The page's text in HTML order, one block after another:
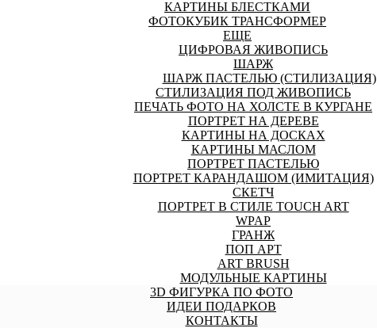
КАРТИНЫ БЛЕСТКАМИ
ФОТОКУБИК ТРАНСФОРМЕР
ЕЩЕ
ЦИФРОВАЯ ЖИВОПИСЬ
ШАРЖ
ШАРЖ ПАСТЕЛЬЮ (СТИЛИЗАЦИЯ)
СТИЛИЗАЦИЯ ПОД ЖИВОПИСЬ
ПЕЧАТЬ ФОТО НА ХОЛСТЕ В КУРГАНЕ
ПОРТРЕТ НА ДЕРЕВЕ
КАРТИНЫ НА ДОСКАХ
КАРТИНЫ МАСЛОМ
ПОРТРЕТ ПАСТЕЛЬЮ
ПОРТРЕТ КАРАНДАШОМ (ИМИТАЦИЯ)
СКЕТЧ
ПОРТРЕТ В СТИЛЕ TOUCH ART
WPAP
ГРАНЖ
ПОП АРТ
ART BRUSH
МОДУЛЬНЫЕ КАРТИНЫ
3D ФИГУРКА ПО ФОТО
ИДЕИ ПОДАРКОВ
КОНТАКТЫ